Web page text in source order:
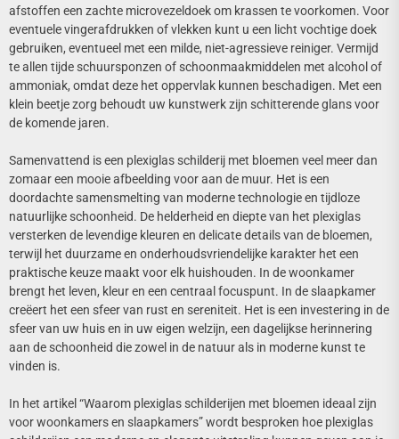
afstoffen een zachte microvezeldoek om krassen te voorkomen. Voor
eventuele vingerafdrukken of vlekken kunt u een licht vochtige doek
gebruiken, eventueel met een milde, niet-agressieve reiniger. Vermijd
te allen tijde schuursponzen of schoonmaakmiddelen met alcohol of
ammoniak, omdat deze het oppervlak kunnen beschadigen. Met een
klein beetje zorg behoudt uw kunstwerk zijn schitterende glans voor
de komende jaren.
Samenvattend is een plexiglas schilderij met bloemen veel meer dan
zomaar een mooie afbeelding voor aan de muur. Het is een
doordachte samensmelting van moderne technologie en tijdloze
natuurlijke schoonheid. De helderheid en diepte van het plexiglas
versterken de levendige kleuren en delicate details van de bloemen,
terwijl het duurzame en onderhoudsvriendelijke karakter het een
praktische keuze maakt voor elk huishouden. In de woonkamer
brengt het leven, kleur en een centraal focuspunt. In de slaapkamer
creëert het een sfeer van rust en sereniteit. Het is een investering in de
sfeer van uw huis en in uw eigen welzijn, een dagelijkse herinnering
aan de schoonheid die zowel in de natuur als in moderne kunst te
vinden is.
In het artikel “Waarom plexiglas schilderijen met bloemen ideaal zijn
voor woonkamers en slaapkamers” wordt besproken hoe plexiglas